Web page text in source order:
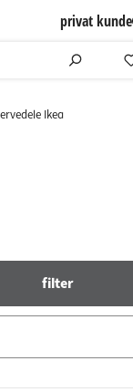
privat kunde
Ikea
filter